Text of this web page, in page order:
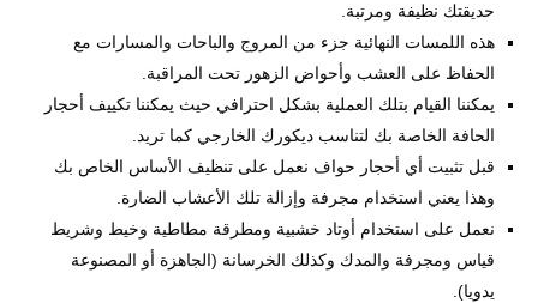
حديقتك نظيفة ومرتبة.
هذه اللمسات النهائية جزء من المروج والباحات والمسارات مع
الحفاظ على العشب وأحواض الزهور تحت المراقبة.
يمكننا القيام بتلك العملية بشكل احترافي حيث يمكننا تكييف أحجار
الحافة الخاصة بك لتناسب ديكورك الخارجي كما تريد.
قبل تثبيت أي أحجار حواف نعمل على تنظيف الأساس الخاص بك
وهذا يعني استخدام مجرفة وإزالة تلك الأعشاب الضارة.
نعمل على استخدام أوتاد خشبية ومطرقة مطاطية وخيط وشريط
قياس ومجرفة والمدك وكذلك الخرسانة (الجاهزة أو المصنوعة
يدويا).